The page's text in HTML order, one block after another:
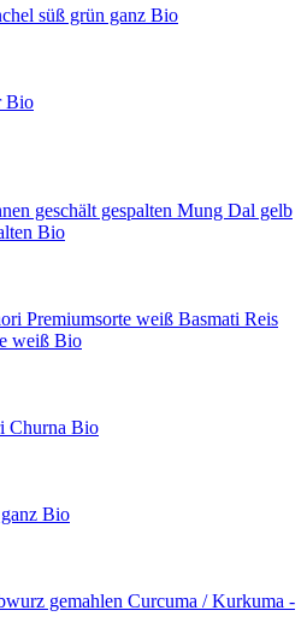
süß grün ganz Bio
Bio
Mung Dal gelb
Bio
Basmati Reis
weiß Bio
Churna Bio
Bio
Curcuma / Kurkuma -